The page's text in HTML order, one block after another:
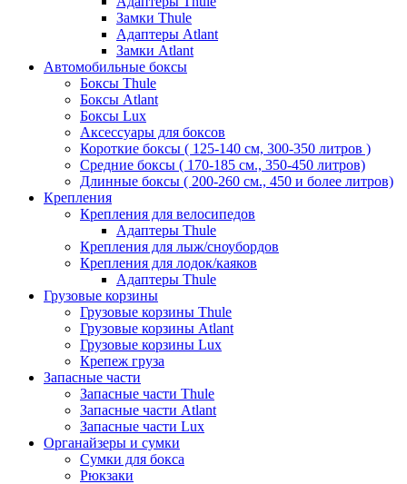
Замки Thule
Адаптеры Atlant
Замки Atlant
Автомобильные боксы
Боксы Thule
Боксы Atlant
Боксы Lux
Аксессуары для боксов
Короткие боксы ( 125-140 см, 300-350 литров )
Средние боксы ( 170-185 см., 350-450 литров)
Длинные боксы ( 200-260 см., 450 и более литров)
Крепления
Крепления для велосипедов
Адаптеры Thule
Крепления для лыж/сноубордов
Крепления для лодок/каяков
Адаптеры Thule
Грузовые корзины
Грузовые корзины Thule
Грузовые корзины Atlant
Грузовые корзины Lux
Крепеж груза
Запасные части
Запасные части Thule
Запасные части Atlant
Запасные части Lux
Органайзеры и сумки
Сумки для бокса
Рюкзаки